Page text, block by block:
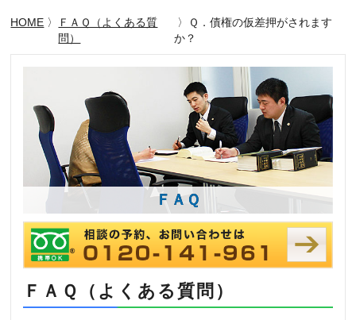
HOME 〉
ＦＡＱ（よくある質
問）
〉Ｑ．債権の仮差押がされます
か？
ＦＡＱ
ＦＡＱ（よくある質問）